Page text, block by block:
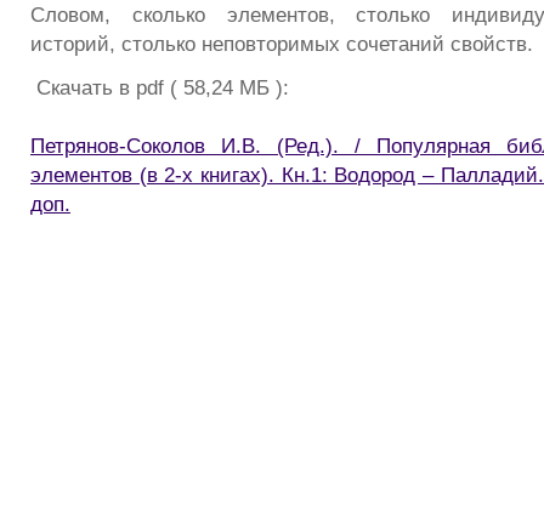
Словом, сколько элементов, столько
историй, столько неповторимых сочетаний свойств.
Скачать в pdf ( 58,24 МБ ):
Петрянов-Соколов И.В. (Ред.). / Популярная
элементов (в 2-х книгах). Кн.1: Водород –
доп.